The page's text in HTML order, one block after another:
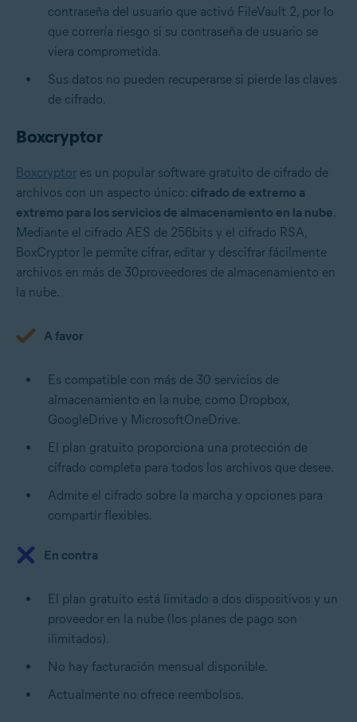
contraseña del usuario que activó FileVault 2, por lo
que correría riesgo si su contraseña de usuario se
viera comprometida.
Sus datos no pueden recuperarse si pierde las claves
de cifrado.
Boxcryptor
Boxcryptor es un popular software gratuito de cifrado de
archivos con un aspecto único: cifrado de extremo a
extremo para los servicios de almacenamiento en la nube.
Mediante el cifrado AES de 256bits y el cifrado RSA,
BoxCryptor le permite cifrar, editar y descifrar fácilmente
archivos en más de 30proveedores de almacenamiento en
la nube.
A favor
Es compatible con más de 30 servicios de
almacenamiento en la nube, como Dropbox,
GoogleDrive y MicrosoftOneDrive.
El plan gratuito proporciona una protección de
cifrado completa para todos los archivos que desee.
Admite el cifrado sobre la marcha y opciones para
compartir flexibles.
En contra
El plan gratuito está limitado a dos dispositivos y un
proveedor en la nube (los planes de pago son
ilimitados).
No hay facturación mensual disponible.
Actualmente no ofrece reembolsos.